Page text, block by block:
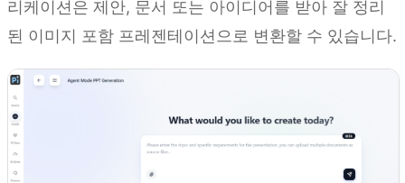
리케이션은 제안, 문서 또는 아이디어를 받아 잘 정리
된 이미지 포함 프레젠테이션으로 변환할 수 있습니다.